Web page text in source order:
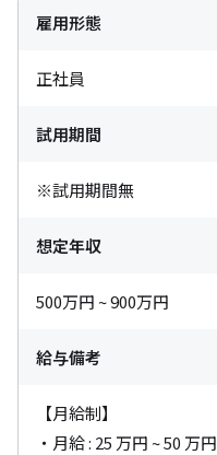
雇用形態
正社員
試用期間
※試用期間無
想定年収
500万円 ~ 900万円
給与備考
【月給制】
・月給 : 25 万円 ~ 50 万円